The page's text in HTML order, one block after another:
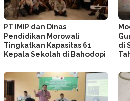
PT IMIP dan Dinas
Pendidikan Morowali
Tingkatkan Kapasitas 61
Kepala Sekolah di Bahodopi
di